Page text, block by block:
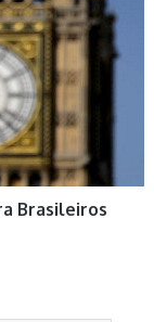
Brasileiros